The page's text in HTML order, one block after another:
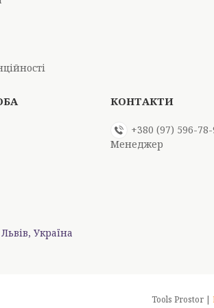
Україна
+380 (97) 596-
Менеджер
Tools Prostor |